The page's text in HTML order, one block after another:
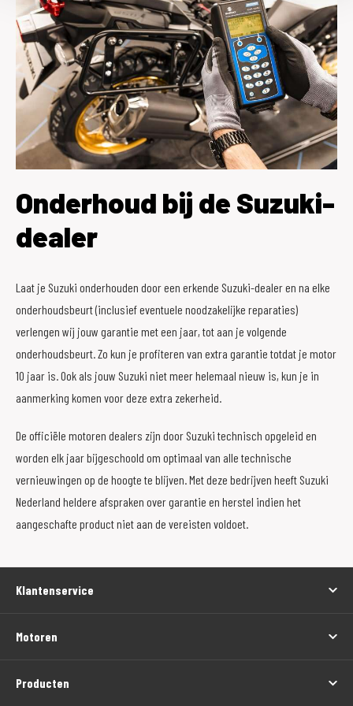
Onderhoud bij de Suzuki-
dealer
Laat je Suzuki onderhouden door een erkende Suzuki-dealer en na elke
onderhoudsbeurt (inclusief eventuele noodzakelijke reparaties)
verlengen wij jouw garantie met een jaar, tot aan je volgende
onderhoudsbeurt. Zo kun je profiteren van extra garantie totdat je motor
10 jaar is. Ook als jouw Suzuki niet meer helemaal nieuw is, kun je in
aanmerking komen voor deze extra zekerheid.
De officiële motoren dealers zijn door Suzuki technisch opgeleid en
worden elk jaar bijgeschoold om optimaal van alle technische
vernieuwingen op de hoogte te blijven. Met deze bedrijven heeft Suzuki
Nederland heldere afspraken over garantie en herstel indien het
aangeschafte product niet aan de vereisten voldoet.
Klantenservice
Motoren
Producten